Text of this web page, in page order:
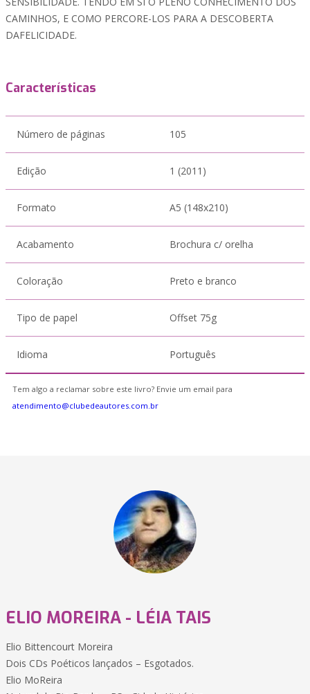
CAMINHOS, E COMO PERCORE-LOS PARA A DESCOBERTA
DAFELICIDADE.
Características
Número de páginas 105
Edição 1 (2011)
Formato A5 (148x210)
Acabamento Brochura c/ orelha
Coloração Preto e branco
Tipo de papel Offset 75g
Idioma Português
Tem algo a reclamar sobre este livro? Envie um email para
atendimento@clubedeautores.com.br
ELIO MOREIRA - LÉIA TAIS
Elio Bittencourt Moreira
Dois CDs Poéticos lançados – Esgotados.
Elio MoReira